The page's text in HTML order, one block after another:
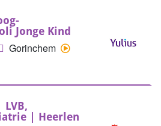
Jonge Kind
Gorinchem
| Heerlen